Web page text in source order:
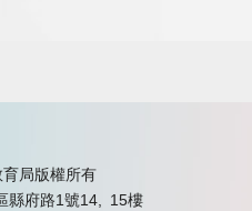
局版權所有
縣府路1號14, 15樓